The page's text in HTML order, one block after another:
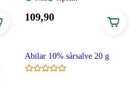
Pris:
109,90
Abilar 10% sårsalve 20 g